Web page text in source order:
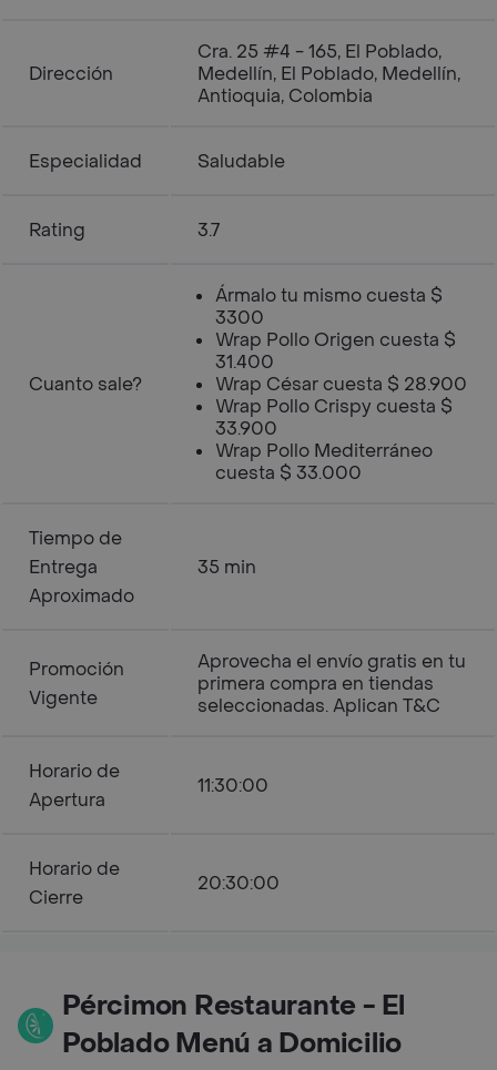
Dirección
Cra. 25 #4 - 165, El Poblado,
Medellín, El Poblado, Medellín,
Antioquia, Colombia
Especialidad Saludable
Rating 3.7
Cuanto sale?
Ármalo tu mismo cuesta $
3300
Wrap Pollo Origen cuesta $
31.400
Wrap César cuesta $ 28.900
Wrap Pollo Crispy cuesta $
33.900
Wrap Pollo Mediterráneo
cuesta $ 33.000
Tiempo de
Entrega
Aproximado
35 min
Promoción
Vigente
Aprovecha el envío gratis en tu
primera compra en tiendas
seleccionadas. Aplican T&C
Horario de
Apertura
11:30:00
Horario de
Cierre
20:30:00
Pércimon Restaurante - El
Poblado Menú a Domicilio